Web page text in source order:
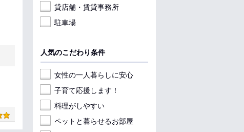
貸店舗・賃貸事務所
駐車場
人気のこだわり条件
女性の一人暮らしに安心
子育て応援します！
料理がしやすい
ペットと暮らせるお部屋